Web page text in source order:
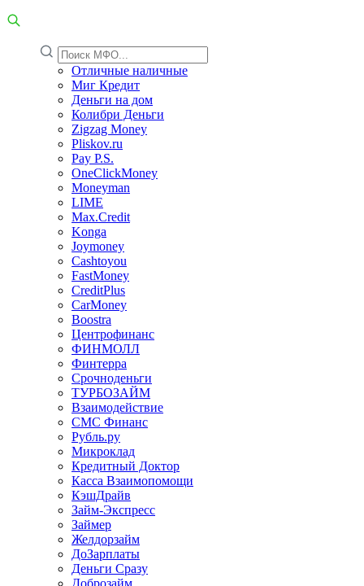
Отличные наличные
Миг Кредит
Деньги на дом
Колибри Деньги
Zigzag Money
Pliskov.ru
Pay P.S.
OneClickMoney
Moneyman
LIME
Max.Credit
Konga
Joymoney
Cashtoyou
FastMoney
CreditPlus
CarMoney
Boostra
Центрофинанс
ФИНМОЛЛ
Финтерра
Срочноденьги
ТУРБОЗАЙМ
Взаимодействие
СМС Финанс
Рубль.ру
Микроклад
Кредитный Доктор
Касса Взаимопомощи
КэшДрайв
Займ-Экспресс
Займер
Желдорзайм
ДоЗарплаты
Деньги Сразу
Доброзайм